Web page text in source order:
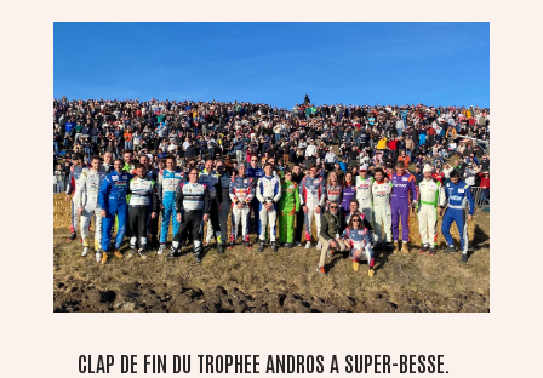
CLAP DE FIN DU TROPHEE ANDROS A SUPER-BESSE.